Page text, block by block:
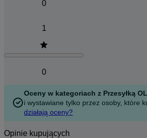
0
1
0
Oceny w kategoriach z Przesyłką
i wystawiane tylko przez osoby, które
działają oceny?
Opinie kupujących